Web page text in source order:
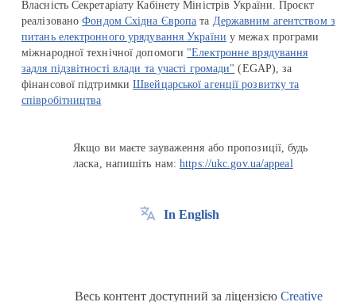
Власність Секретаріату Кабінету Міністрів України. Проєкт
реалізованоФондом Східна Європа та Державним агентством з
питань електронного урядування України у межах програми
міжнародної технічної допомоги "Електронне врядування
задля підзвітності влади та участі громади" (EGAP), за
фінансової підтримкиШвейцарської агенції розвитку та
співробітництва
Якщо ви маєте зауваження або пропозиції, будь
ласка, напишіть нам:https://ukc.gov.ua/appeal
In English
Весь контент доступний за ліцензією Creative